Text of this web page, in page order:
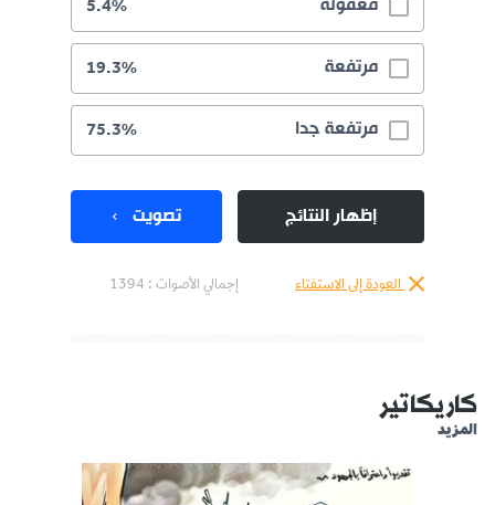
5.4%
مرتفعة 19.3%
مرتفعة جدا 75.3%
إظهار النتائج تصويت
العودة إلى الاستفتاء إجمالي الأصوات : 1394
كاريكاتير
المزيد